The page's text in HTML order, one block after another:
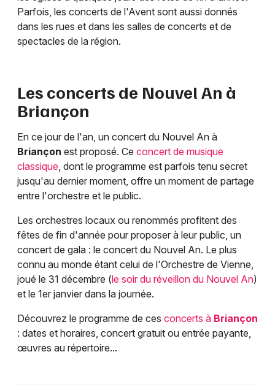
Parfois, les concerts de l'Avent sont aussi donnés
dans les rues et dans les salles de concerts et de
spectacles de la région.
Les concerts de Nouvel An à
Briançon
En ce jour de l'an, un concert du Nouvel An à
Briançon est proposé. Ce concert de musique
classique, dont le programme est parfois tenu secret
jusqu'au dernier moment, offre un moment de partage
entre l'orchestre et le public.
Les orchestres locaux ou renommés profitent des
fêtes de fin d'année pour proposer à leur public, un
concert de gala : le concert du Nouvel An. Le plus
connu au monde étant celui de l'Orchestre de Vienne,
joué le 31 décembre (le soir du réveillon du Nouvel An)
et le 1er janvier dans la journée.
Découvrez le programme de ces concerts à Briançon
: dates et horaires, concert gratuit ou entrée payante,
œuvres au répertoire...